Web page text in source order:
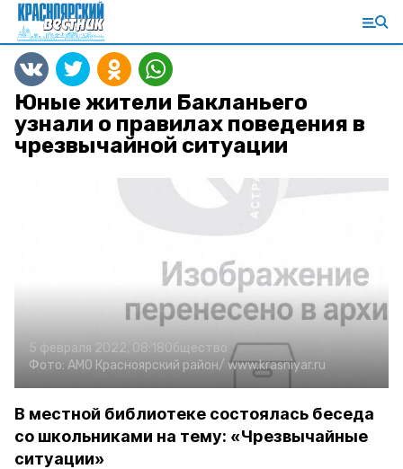
Юные жители Бакланьего
узнали о правилах поведения в
чрезвычайной ситуации
5 февраля 2022, 08:18Общество
Фото: АМО Красноярский район/ www.krasniyar.ru
В местной библиотеке состоялась беседа
со школьниками на тему: «Чрезвычайные
ситуации»